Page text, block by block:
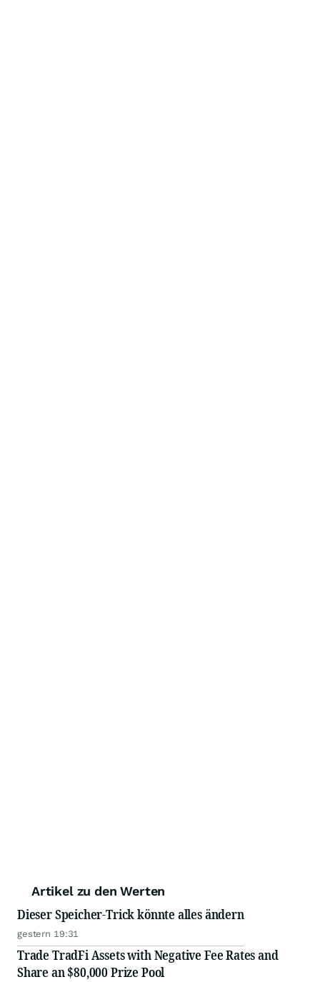
Artikel zu den Werten
Dieser Speicher-Trick könnte alles ändern
gestern 19:31
Trade TradFi Assets with Negative Fee Rates and
Share an $80,000 Prize Pool